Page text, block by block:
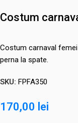
Costum
Costum carnaval
perna la spate.
SKU: FPFA350
170,00 lei